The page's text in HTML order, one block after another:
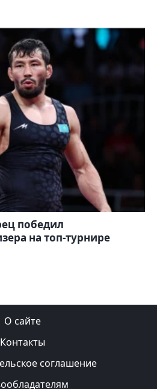
победил
на топ-турнире
О сайте
Контакты
соглашение